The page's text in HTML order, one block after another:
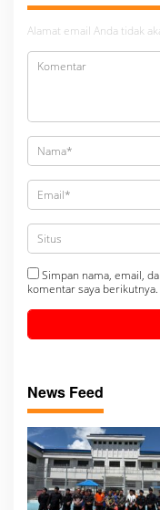
Alamat email Anda tidak
Simpan nama, email,
komentar saya berikutnya.
News Feed